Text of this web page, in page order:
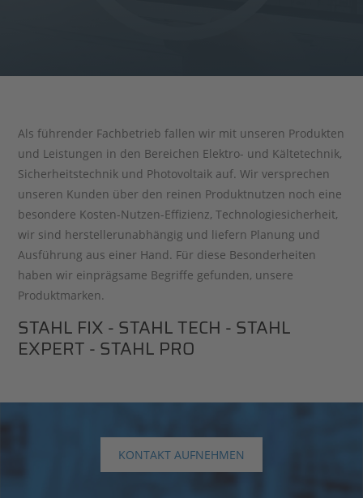
Als führender Fachbetrieb fallen wir mit unseren Produkten
und Leistungen in den Bereichen Elektro- und Kältetechnik,
Sicherheitstechnik und Photovoltaik auf. Wir versprechen
unseren Kunden über den reinen Produktnutzen noch eine
besondere Kosten-Nutzen-Effizienz, Technologiesicherheit,
wir sind herstellerunabhängig und liefern Planung und
Ausführung aus einer Hand. Für diese Besonderheiten
haben wir einprägsame Begriffe gefunden, unsere
Produktmarken.
STAHL FIX - STAHL TECH - STAHL
EXPERT - STAHL PRO
KONTAKT AUFNEHMEN